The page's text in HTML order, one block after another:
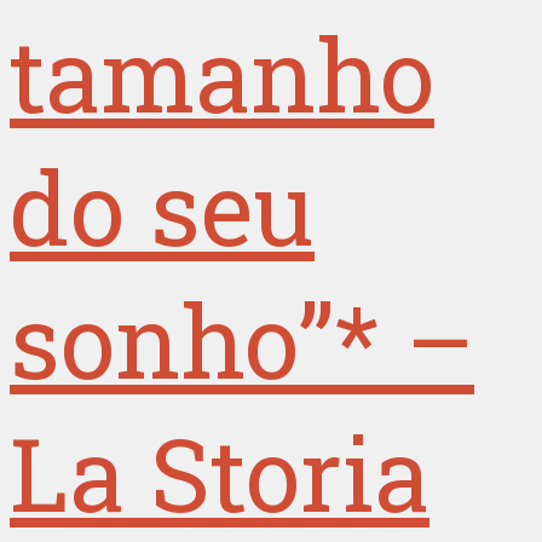
tamanho
do seu
sonho”* –
La Storia